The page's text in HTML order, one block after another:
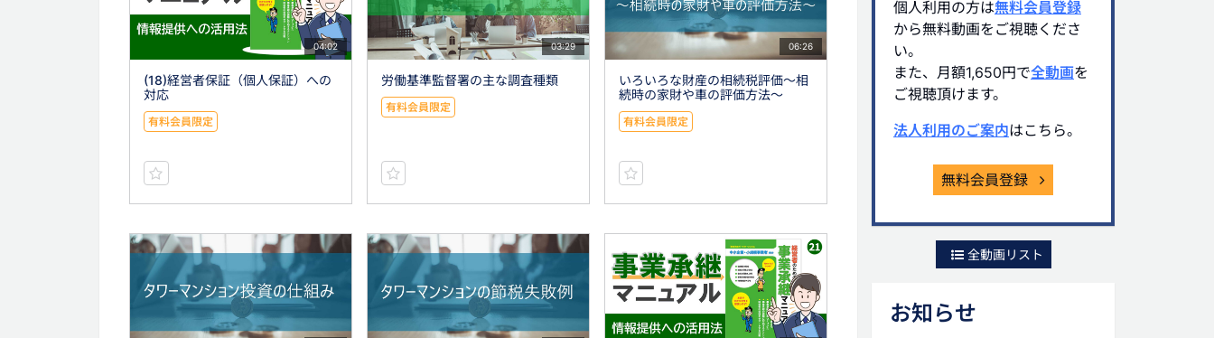
04:02
(18)経営者保証（個人保証）への
対応
有料会員限定
03:29
労働基準監督署の主な調査種類
有料会員限定
06:26
いろいろな財産の相続税評価～相
続時の家財や車の評価方法～
有料会員限定
個人利用の方は無料会員登録
から無料動画をご視聴くださ
い。
また、月額1,650円で全動画を
ご視聴頂けます。
法人利用のご案内はこちら。
無料会員登録
全動画リスト
お知らせ